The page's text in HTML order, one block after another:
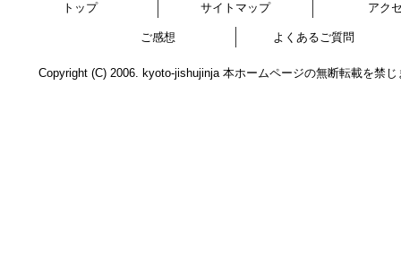
トップ サイトマップ アク
ご感想 よくあるご質問
Copyright (C) 2006. kyoto-jishujinja 本ホームページの無断転載を禁じ